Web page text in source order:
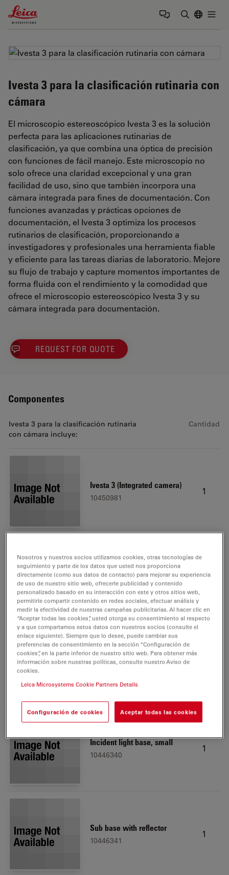
Leica Microsystems Logo
Ivesta 3 para la clasificación rutinaria con
cámara
El microscopio estereoscópico Ivesta 3 es la solución
perfecta para las aplicaciones rutinarias de
clasificación, ya que combina una óptica de precisión
con funciones de fácil manejo. Este microscopio no
solo ofrece una claridad excepcional y una gran
facilidad de uso, sino que también incorpora una
cámara integrada para fines de documentación. Con
funciones avanzadas y prácticas opciones de
documentación, el Ivesta 3 optimiza los procesos
rutinarios de clasificación, proporcionando a
investigadores y profesionales una herramienta fiable
y eficiente para las tareas diarias de laboratorio. Mejore
su flujo de trabajo y capture momentos importantes de
forma fluida con el rendimiento y la comodidad que
ofrece el microscopio estereoscópico Ivesta 3 y su
cámara integrada para documentación.
REQUEST FOR QUOTE
Componentes
Ivesta 3 para la clasificación rutinaria
con cámara incluye:
Cantidad
Ivesta 3 (Integrated camera)
10450981
1
Eyepiece 10x/23B, adj.,
eyeglasses
10447137
2
Focus column for S-Line
Incident light base, small
10446340
1
Sub base with reflector
10446341
1
Nosotros y nuestros socios utilizamos cookies, otras tecnologías de
seguimiento y parte de los datos que usted nos proporciona
directamente (como sus datos de contacto) para mejorar su experiencia
de uso de nuestro sitio web, ofrecerle publicidad y contenido
personalizado basado en su interacción con este y otros sitios web,
permitirle compartir contenido en redes sociales, efectuar análisis y
medir la efectividad de nuestras campañas publicitarias. Al hacer clic en
“Aceptar todas las cookies”, usted otorga su consentimiento al respecto
y a que compartamos estos datos con nuestros socios (consulte el
enlace siguiente). Siempre que lo desee, puede cambiar sus
preferencias de consentimiento en la sección “Configuración de
cookies”, en la parte inferior de nuestro sitio web. Para obtener más
información sobre nuestras políticas, consulte nuestro Aviso de
cookies.
Leica Microsystems Cookie Partners Details
Configuración de cookies Aceptar todas las cookies